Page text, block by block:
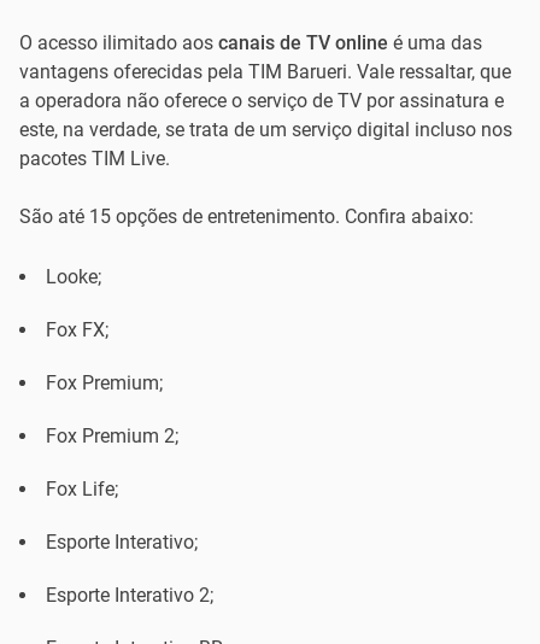
O acesso ilimitado aos canais de TV online é uma das
vantagens oferecidas pela TIM Barueri. Vale ressaltar, que
a operadora não oferece o serviço de TV por assinatura e
este, na verdade, se trata de um serviço digital incluso nos
pacotes TIM Live.
São até 15 opções de entretenimento. Confira abaixo:
Looke;
Fox FX;
Fox Premium;
Fox Premium 2;
Fox Life;
Esporte Interativo;
Esporte Interativo 2;